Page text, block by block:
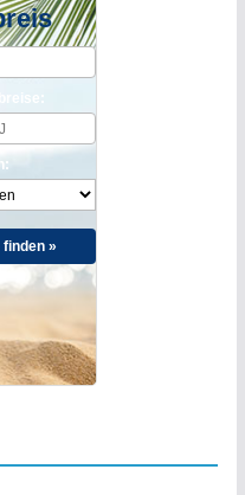
finden »